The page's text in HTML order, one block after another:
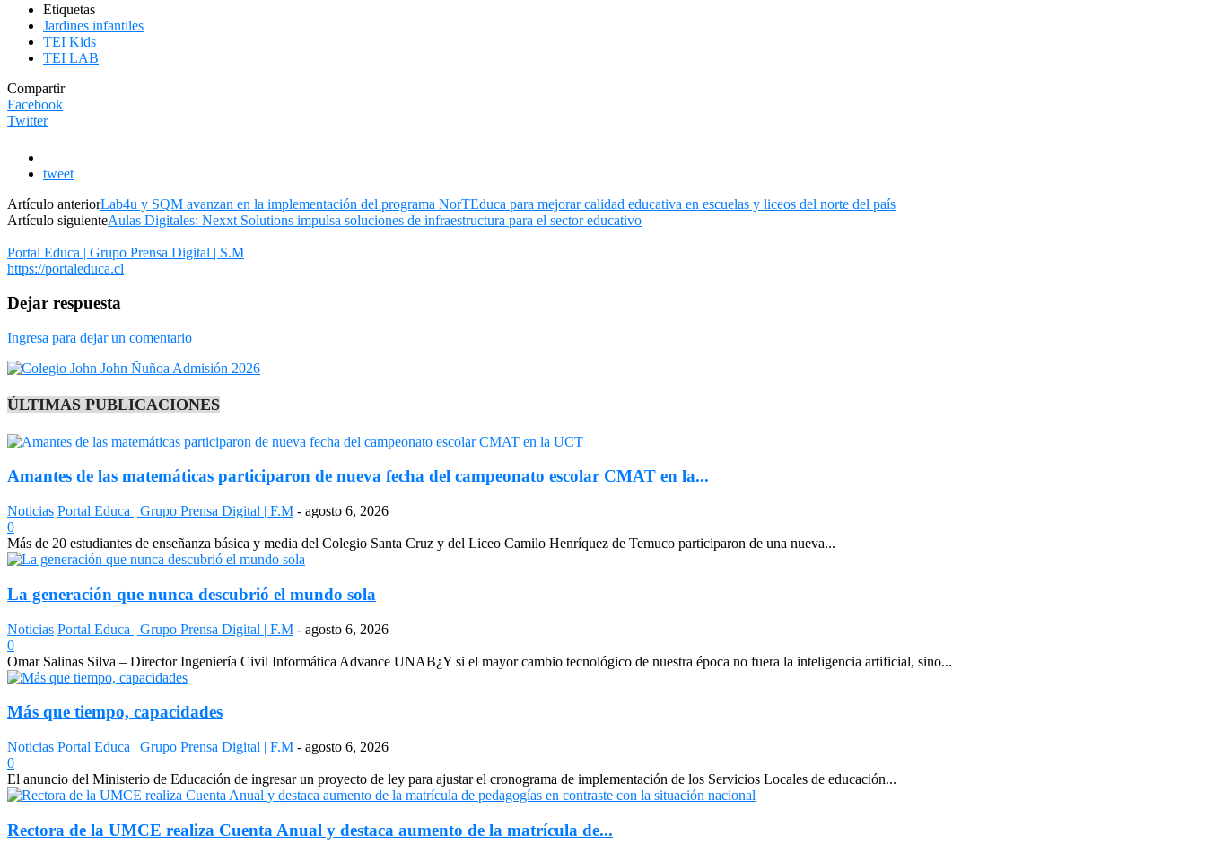
Etiquetas
Jardines infantiles
TEI Kids
TEI LAB
Compartir
Facebook
Twitter
tweet
Artículo anteriorLab4u y SQM avanzan en la implementación del programa NorTEduca para mejorar calidad educativa en escuelas y liceos del norte del país
Artículo siguienteAulas Digitales: Nexxt Solutions impulsa soluciones de infraestructura para el sector educativo
Portal Educa | Grupo Prensa Digital | S.M
https://portaleduca.cl
Dejar respuesta
Ingresa para dejar un comentario
ÚLTIMAS PUBLICACIONES
Amantes de las matemáticas participaron de nueva fecha del campeonato escolar CMAT en la...
Noticias Portal Educa | Grupo Prensa Digital | F.M - agosto 6, 2026
0
Más de 20 estudiantes de enseñanza básica y media del Colegio Santa Cruz y del Liceo Camilo Henríquez de Temuco participaron de una nueva...
La generación que nunca descubrió el mundo sola
Noticias Portal Educa | Grupo Prensa Digital | F.M - agosto 6, 2026
0
Omar Salinas Silva – Director Ingeniería Civil Informática Advance UNAB¿Y si el mayor cambio tecnológico de nuestra época no fuera la inteligencia artificial, sino...
Más que tiempo, capacidades
Noticias Portal Educa | Grupo Prensa Digital | F.M - agosto 6, 2026
0
El anuncio del Ministerio de Educación de ingresar un proyecto de ley para ajustar el cronograma de implementación de los Servicios Locales de educación...
Rectora de la UMCE realiza Cuenta Anual y destaca aumento de la matrícula de...